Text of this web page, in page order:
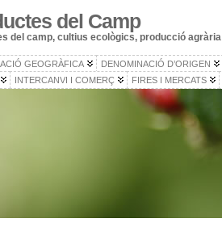
del Camp
del camp, cultius ecològics, producció agrària
GEOGRÀFICA DENOMINACIÓ D’ORIGEN
INTERCANVI I COMERÇ FIRES I MERCATS